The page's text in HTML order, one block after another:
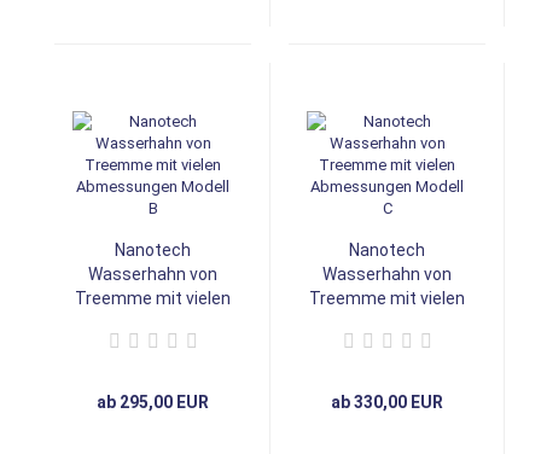
Nanotech
Wasserhahn von
Treemme mit vielen
Modell B
ab 295,00 EUR
Nanotech
Wasserhahn von
Treemme mit vielen
Modell C
ab 330,00 EUR